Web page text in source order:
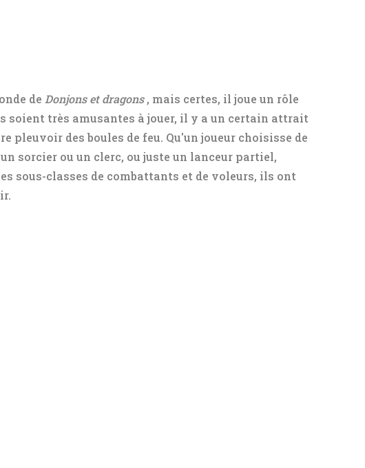
de Donjons et dragons , mais certes, il joue un rôle
soient très amusantes à jouer, il y a un certain attrait
pleuvoir des boules de feu. Qu'un joueur choisisse de
sorcier ou un clerc, ou juste un lanceur partiel,
sous-classes de combattants et de voleurs, ils ont